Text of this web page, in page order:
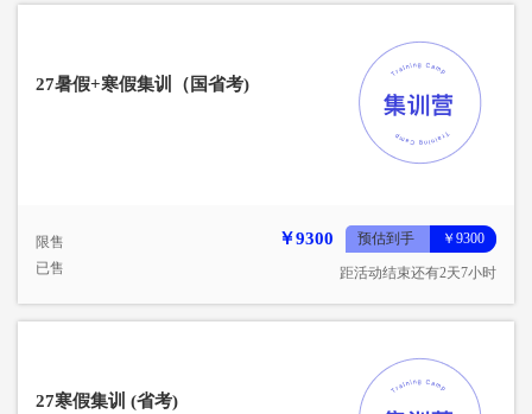
27暑假+寒假集训（国省考)
限售
已售
￥9300 预估到手 ￥9300
距活动结束还有2天7小时
27寒假集训 (省考)